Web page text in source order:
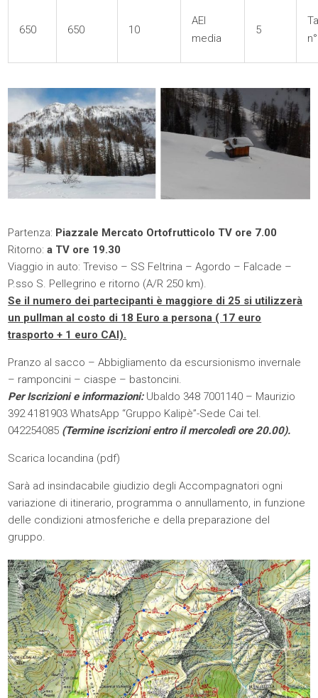
650 650 10
AEI
media
5
Partenza: Piazzale Mercato Ortofrutticolo TV ore 7.00
Ritorno: a TV ore 19.30
Viaggio in auto: Treviso – SS Feltrina – Agordo – Falcade –
P.sso S. Pellegrino e ritorno (A/R 250 km).
Se il numero dei partecipanti è maggiore di 25 si utilizzerà
un pullman al costo di 18 Euro a persona ( 17 euro
trasporto + 1 euro CAI).
Pranzo al sacco – Abbigliamento da escursionismo invernale
– ramponcini – ciaspe – bastoncini.
Per Iscrizioni e informazioni:Ubaldo 348 7001140 – Maurizio
392 4181903 WhatsApp “Gruppo Kalipè”-Sede Cai tel.
042254085 (Termine iscrizioni entro il mercoledì ore 20.00).
Scarica locandina (pdf)
Sarà ad insindacabile giudizio degli Accompagnatori ogni
variazione di itinerario, programma o annullamento, in funzione
delle condizioni atmosferiche e della preparazione del
gruppo.